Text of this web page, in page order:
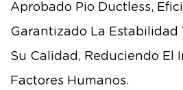
Aprobado Pio Ductless,
Garantizado La Estabilidad
Su Calidad, Reduciendo El
Factores Humanos.